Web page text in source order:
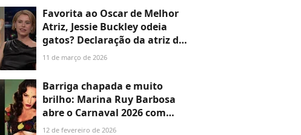
ligação é mais curiosa do que
parece
Favorita ao Oscar de Melhor
Atriz, Jessie Buckley odeia
gatos? Declaração da atriz de
'Hamnet' e 'A Noiva!' vira
jogo: 'Me incomodou'
11 de março de 2026
Barriga chapada e muito
brilho: Marina Ruy Barbosa
abre o Carnaval 2026 com
look artesanal já usado por
12 de fevereiro de 2026